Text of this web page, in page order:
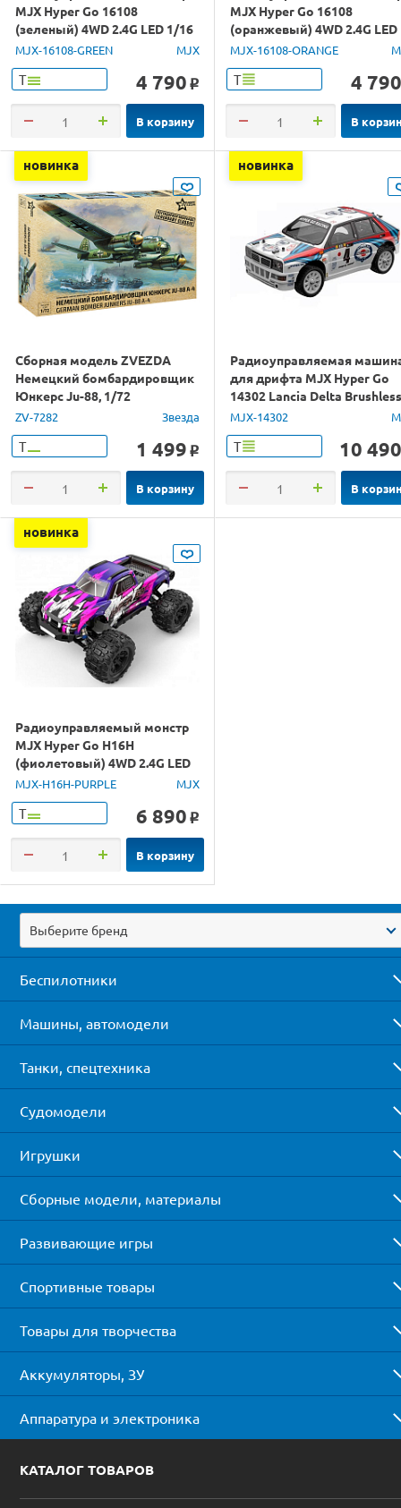
MJX Hyper Go 16108
(зеленый) 4WD 2.4G LED 1/16
RTR
MJX-16108-GREEN MJX
Т 4 790 o
В корзину
MJX Hyper Go 16108
(оранжевый) 4WD 2.4G LED
1/16 RTR
MJX-16108-ORANGE
Т 4 790
В
новинка
Сборная модель ZVEZDA
Немецкий бомбардировщик
Юнкерс Ju-88, 1/72
ZV-7282 Звезда
Т 1 499 o
В корзину
новинка
Радиоуправляемая
для дрифта MJX Hyper Go
14302 Lancia Delta Brushless
4WD 2.4G LED 1/14 RTR
MJX-14302
Т 10 490
В
новинка
Радиоуправляемый монстр
MJX Hyper Go H16H
(фиолетовый) 4WD 2.4G LED
GPS 1/16 RTR
MJX-H16H-PURPLE MJX
Т 6 890 o
В корзину
Выберите бренд
Беспилотники
Машины, автомодели
Танки, спецтехника
Судомодели
Игрушки
Сборные модели, материалы
Развивающие игры
Спортивные товары
Товары для творчества
Аккумуляторы, ЗУ
Аппаратура и электроника
КАТАЛОГ ТОВАРОВ